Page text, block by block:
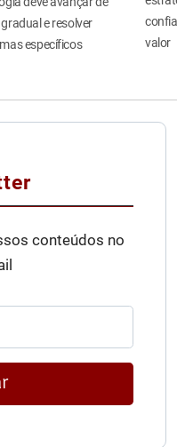
e resolver
específicos
valor
conteúdos no